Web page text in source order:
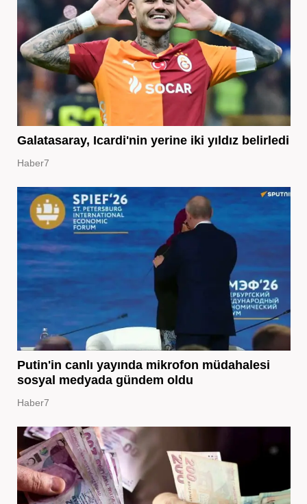
Galatasaray, Icardi'nin yerine iki yıldız belirledi
Haber7
Putin'in canlı yayında mikrofon müdahalesi
sosyal medyada gündem oldu
Haber7